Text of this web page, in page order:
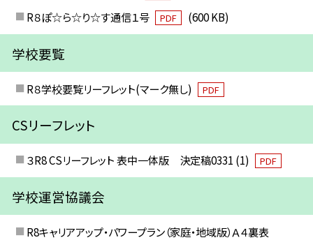
R８ぽ☆ら☆り☆す通信１号
PDF (600 KB)
学校要覧
R８学校要覧リーフレット(マーク無し) PDF
CSリーフレット
３R8 CSリーフレット 表中一体版 決定稿0331 (1) PDF
学校運営協議会
R8キャリアアップ・パワープラン（家庭・地域版）Ａ４裏表